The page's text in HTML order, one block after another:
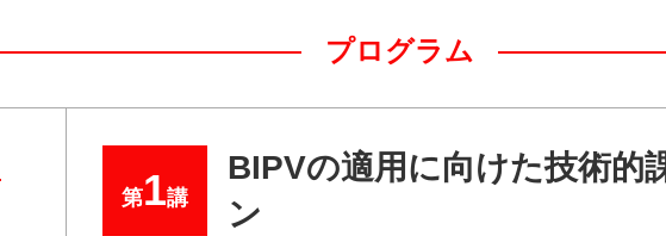
プログラム
第1講
BIPVの適用に向けた技術的
ン